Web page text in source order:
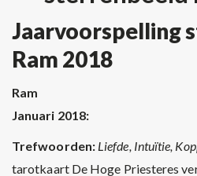
Jaarvoorspelling
Ram 2018
Ram
Januari 2018:
Trefwoorden: Liefde, Intuïtie,
tarotkaart De Hoge Priesteres